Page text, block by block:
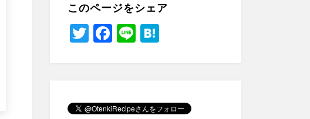
このページをシェア
T
F
b
Li
a